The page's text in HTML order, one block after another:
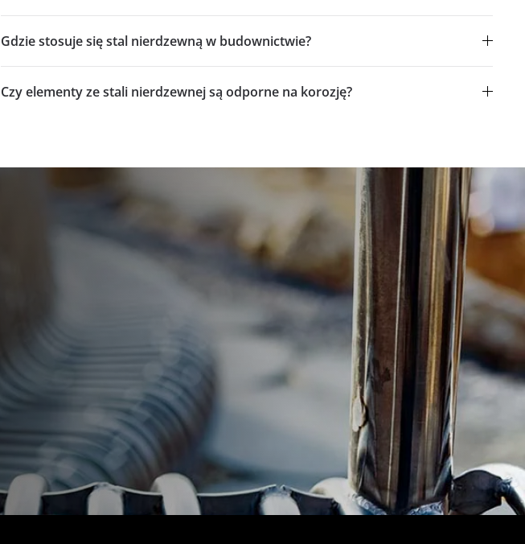
Gdzie stosuje się stal nierdzewną w budownictwie?
Czy elementy ze stali nierdzewnej są odporne na korozję?